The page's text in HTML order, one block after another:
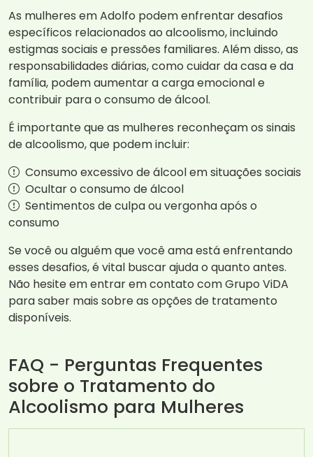
As mulheres em Adolfo podem enfrentar desafios
específicos relacionados ao alcoolismo, incluindo
estigmas sociais e pressões familiares. Além disso, as
responsabilidades diárias, como cuidar da casa e da
família, podem aumentar a carga emocional e
contribuir para o consumo de álcool.
É importante que as mulheres reconheçam os sinais
de alcoolismo, que podem incluir:
Consumo excessivo de álcool em situações sociais
Ocultar o consumo de álcool
Sentimentos de culpa ou vergonha após o
consumo
Se você ou alguém que você ama está enfrentando
esses desafios, é vital buscar ajuda o quanto antes.
Não hesite em entrar em contato com Grupo ViDA
para saber mais sobre as opções de tratamento
disponíveis.
FAQ - Perguntas Frequentes
sobre o Tratamento do
Alcoolismo para Mulheres